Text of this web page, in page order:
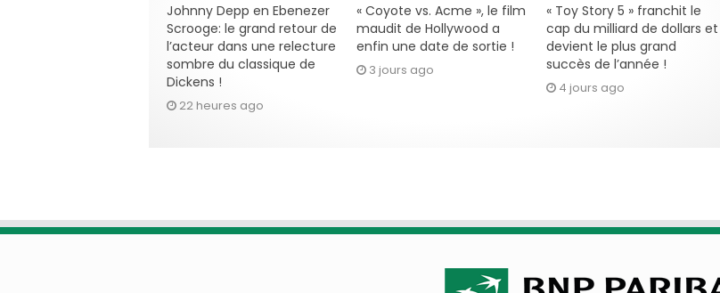
Johnny Depp en Ebenezer
Scrooge: le grand retour de
l’acteur dans une relecture
sombre du classique de
Dickens !
22 heures ago
« Coyote vs. Acme », le film
maudit de Hollywood a
enfin une date de sortie !
3 jours ago
« Toy Story 5 » franchit le
cap du milliard de dollars et
devient le plus grand
succès de l’année !
4 jours ago